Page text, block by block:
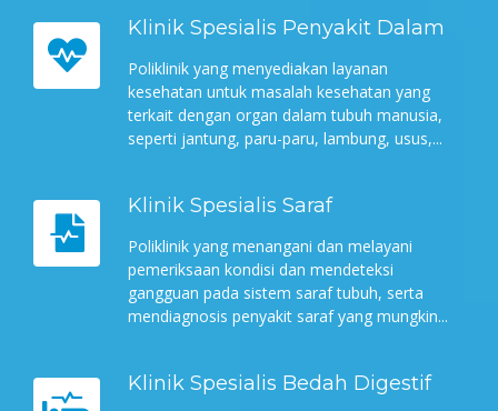
Klinik Spesialis Penyakit Dalam
Poliklinik yang menyediakan layanan
kesehatan untuk masalah kesehatan yang
terkait dengan organ dalam tubuh manusia,
seperti jantung, paru-paru, lambung, usus,...
Klinik Spesialis Saraf
Poliklinik yang menangani dan melayani
pemeriksaan kondisi dan mendeteksi
gangguan pada sistem saraf tubuh, serta
mendiagnosis penyakit saraf yang mungkin...
Klinik Spesialis Bedah Digestif